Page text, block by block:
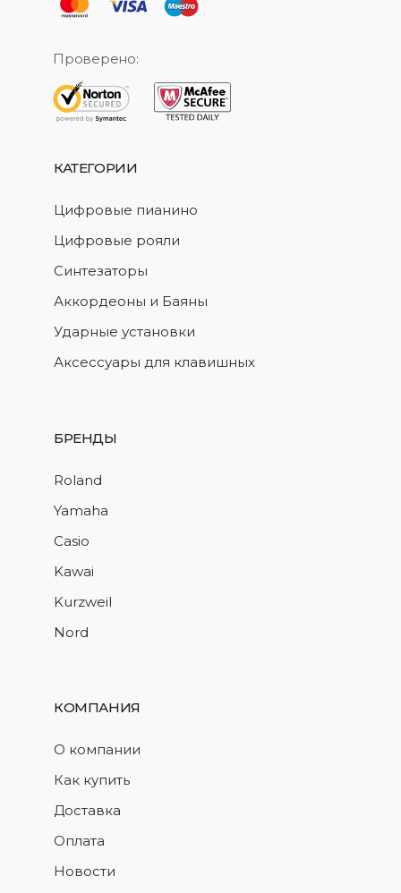
Проверено:
КАТЕГОРИИ
Цифровые пианино
Цифровые рояли
Синтезаторы
Аккордеоны и Баяны
Ударные установки
Аксессуары для клавишных
БРЕНДЫ
Roland
Yamaha
Casio
Kawai
Kurzweil
Nord
КОМПАНИЯ
О компании
Как купить
Доставка
Оплата
Новости